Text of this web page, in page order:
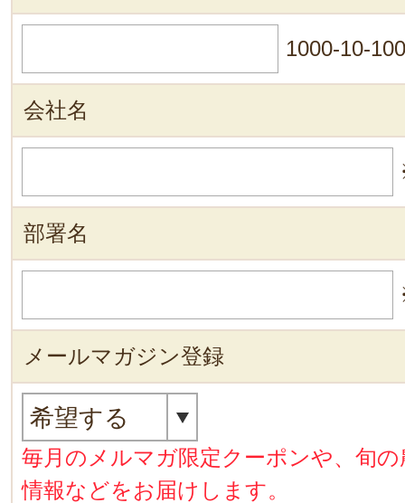
1000-10-
会社名
部署名
メールマガジン登録
毎月のメルマガ限定クーポンや、旬
情報などをお届けします。